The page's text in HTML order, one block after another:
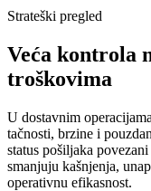
Strateški pregled
Veća kontrola
troškovima
U dostavnim
tačnosti, brzine i
status pošiljaka
smanjuju kašnjenja,
operativnu efikasnost.